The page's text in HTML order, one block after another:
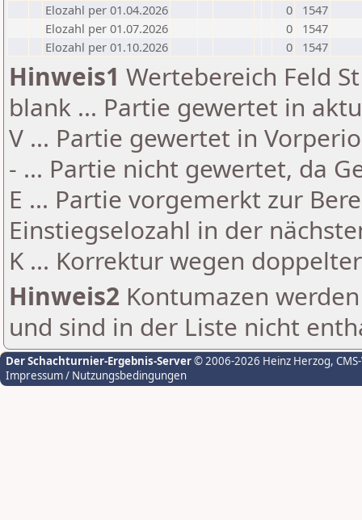
Elozahl per 01.04.2026
0
1547
Elozahl per 01.07.2026
0
1547
Elozahl per 01.10.2026
0 1547
Hinweis1 Wertebereich Feld
blank ... Partie gewertet in
V ... Partie gewertet in
- ... Partie nicht gewertet, da
E ... Partie vorgemerkt zur
Einstiegselozahl in der
K ... Korrektur wegen
Hinweis2 Kontumazen
und sind in der Liste nicht
Der Schachturnier-Ergebnis-Server© 2006-2026 Heinz Herzog,
Impressum / Nutzungsbedingungen